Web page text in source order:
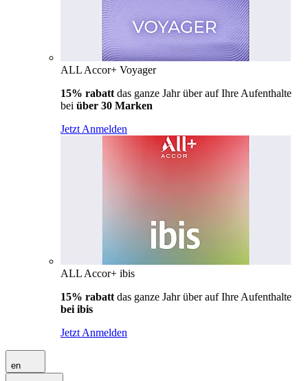
ALL Accor+ Voyager
15% rabatt das ganze Jahr über auf Ihre Aufenthalte
bei über 30 Marken
Jetzt Anmelden
ALL Accor+ ibis
15% rabatt das ganze Jahr über auf Ihre Aufenthalte
bei ibis
Jetzt Anmelden
en